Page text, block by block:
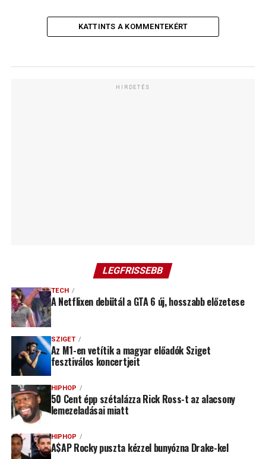
KATTINTS A KOMMENTEKÉRT
HIRDETÉS
LEGFRISSEBB
TECH
A Netflixen debütál a GTA 6 új, hosszabb előzetese
SZIGET
Az M1-en vetítik a magyar előadók Sziget
fesztiválos koncertjeit
HIPHOP
50 Cent épp szétalázza Rick Ross-t az alacsony
lemezeladásai miatt
HIPHOP
A$AP Rocky puszta kézzel bunyózna Drake-kel